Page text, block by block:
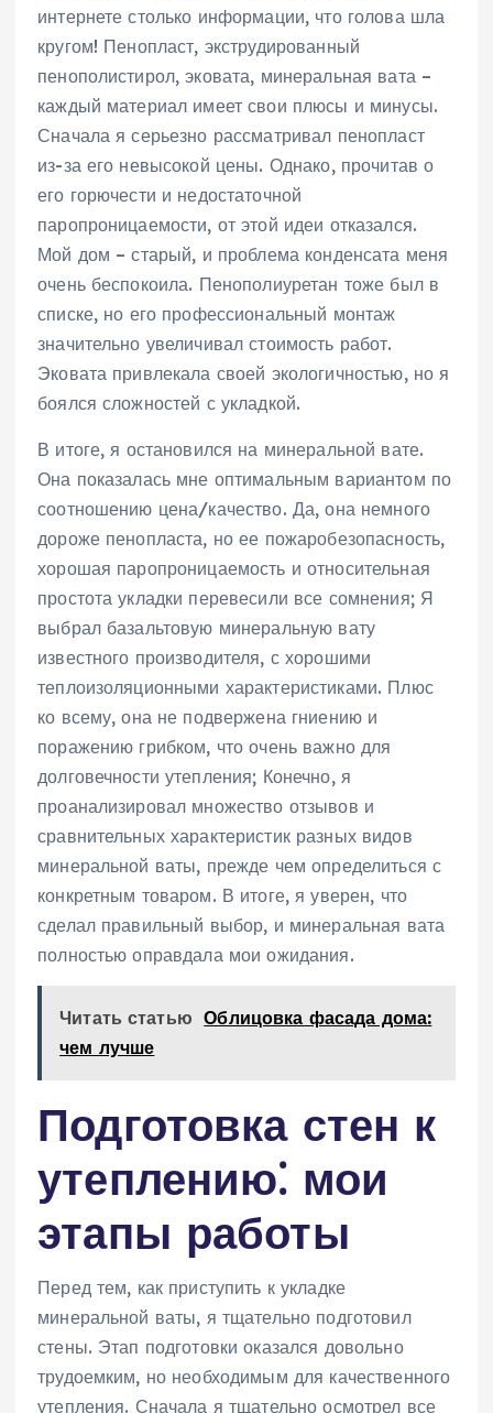
интернете столько информации, что голова шла
кругом! Пенопласт, экструдированный
пенополистирол, эковата, минеральная вата –
каждый материал имеет свои плюсы и минусы.
Сначала я серьезно рассматривал пенопласт
из-за его невысокой цены. Однако, прочитав о
его горючести и недостаточной
паропроницаемости, от этой идеи отказался.
Мой дом – старый, и проблема конденсата меня
очень беспокоила. Пенополиуретан тоже был в
списке, но его профессиональный монтаж
значительно увеличивал стоимость работ.
Эковата привлекала своей экологичностью, но я
боялся сложностей с укладкой.
В итоге, я остановился на минеральной вате.
Она показалась мне оптимальным вариантом по
соотношению цена/качество. Да, она немного
дороже пенопласта, но ее пожаробезопасность,
хорошая паропроницаемость и относительная
простота укладки перевесили все сомнения; Я
выбрал базальтовую минеральную вату
известного производителя, с хорошими
теплоизоляционными характеристиками. Плюс
ко всему, она не подвержена гниению и
поражению грибком, что очень важно для
долговечности утепления; Конечно, я
проанализировал множество отзывов и
сравнительных характеристик разных видов
минеральной ваты, прежде чем определиться с
конкретным товаром. В итоге, я уверен, что
сделал правильный выбор, и минеральная вата
полностью оправдала мои ожидания.
Читать статью Облицовка фасада дома:
чем лучше
Подготовка стен к
утеплению⁚ мои
этапы работы
Перед тем, как приступить к укладке
минеральной ваты, я тщательно подготовил
стены. Этап подготовки оказался довольно
трудоемким, но необходимым для качественного
утепления. Сначала я тщательно осмотрел все